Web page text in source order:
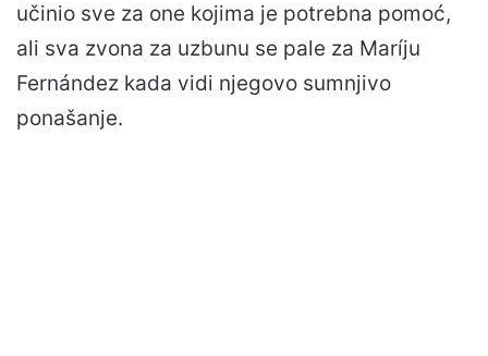
učinio sve za one kojima je potrebna pomoć,
ali sva zvona za uzbunu se pale za Maríju
Fernández kada vidi njegovo sumnjivo
ponašanje.